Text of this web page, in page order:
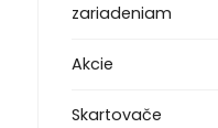
zariadeniam
Akcie
Skartovače